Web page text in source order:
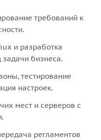
требований к
и разработка
бизнеса.
тестирование
настроек.
мест и серверов с
регламентов